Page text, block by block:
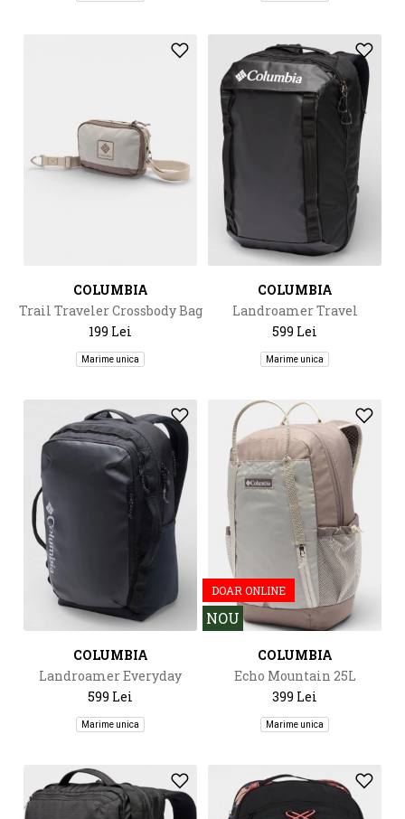
COLUMBIA
Trail Traveler Crossbody Bag
199 Lei
Marime unica
COLUMBIA
Landroamer Travel
Backpack
599 Lei
Marime unica
COLUMBIA
Landroamer Everyday
Backpack
599 Lei
Marime unica
DOAR ONLINE
NOU
COLUMBIA
Echo Mountain 25L
Backpack
399 Lei
Marime unica